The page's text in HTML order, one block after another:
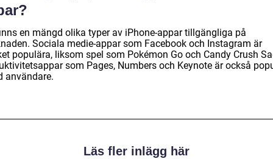
en mängd olika typer av iPhone-appar tillgängliga på
Sociala medie-appar som Facebook och Instagram är
populära, liksom spel som Pokémon Go och Candy Crush
som Pages, Numbers och Keynote är också
användare.
Läs fler inlägg här